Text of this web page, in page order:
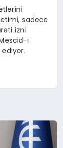
sadece
izni
i
ediyor.